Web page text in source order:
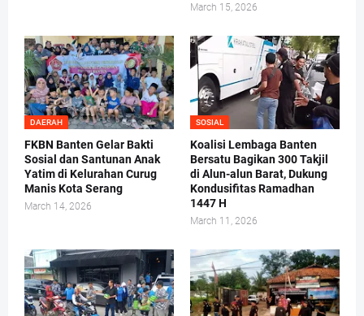
March 15, 2026
DAERAH
FKBN Banten Gelar Bakti
Sosial dan Santunan Anak
Yatim di Kelurahan Curug
Manis Kota Serang
March 14, 2026
SOSIAL
Koalisi Lembaga Banten
Bersatu Bagikan 300 Takjil
di Alun-alun Barat, Dukung
Kondusifitas Ramadhan
1447 H
March 11, 2026